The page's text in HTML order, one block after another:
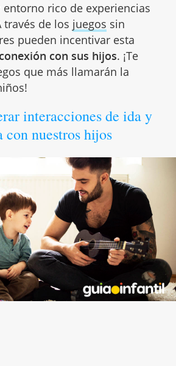
rico de experiencias
través de los juegos sin
pueden incentivar esta
con sus hijos. ¡Te
que más llamarán la
interacciones de ida y
con nuestros hijos